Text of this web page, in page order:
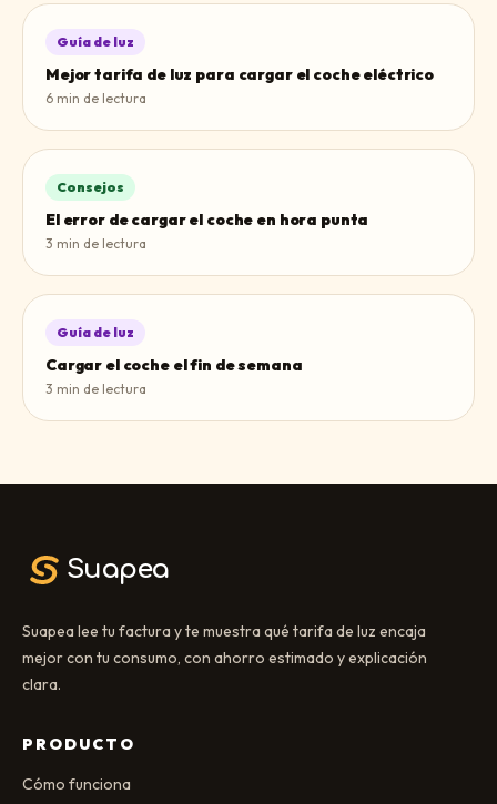
Guía de luz
Mejor tarifa de luz para cargar el coche eléctrico
6 min de lectura
Consejos
El error de cargar el coche en hora punta
3 min de lectura
Guía de luz
Cargar el coche el fin de semana
3 min de lectura
Suapea
Suapea lee tu factura y te muestra qué tarifa de luz encaja
mejor con tu consumo, con ahorro estimado y explicación
clara.
PRODUCTO
Cómo funciona